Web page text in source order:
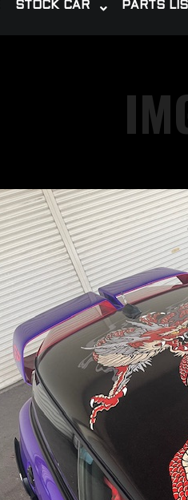
STOCK CAR PARTS